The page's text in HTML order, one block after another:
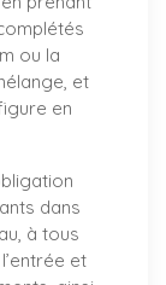
ou la
et
en
dans
à tous
et